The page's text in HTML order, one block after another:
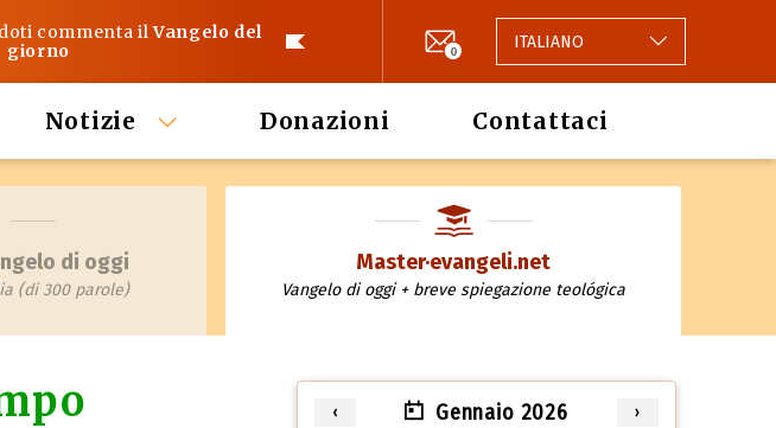
commenta ilVangelo del
giorno
0 ITALIANO
Notizie Donazioni Contattaci
di oggi
(di 300 parole)
Master·evangeli.net
Vangelo di oggi + breve spiegazione teológica
‹ Gennaio 2026 ›